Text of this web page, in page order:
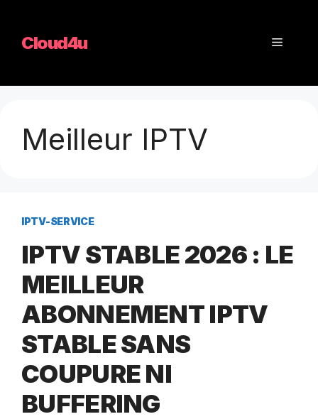
contenuCloud4u Menu
Meilleur IPTV
IPTV-SERVICE
IPTV STABLE 2026 : LE
MEILLEUR
ABONNEMENT IPTV
STABLE SANS
COUPURE NI
BUFFERING